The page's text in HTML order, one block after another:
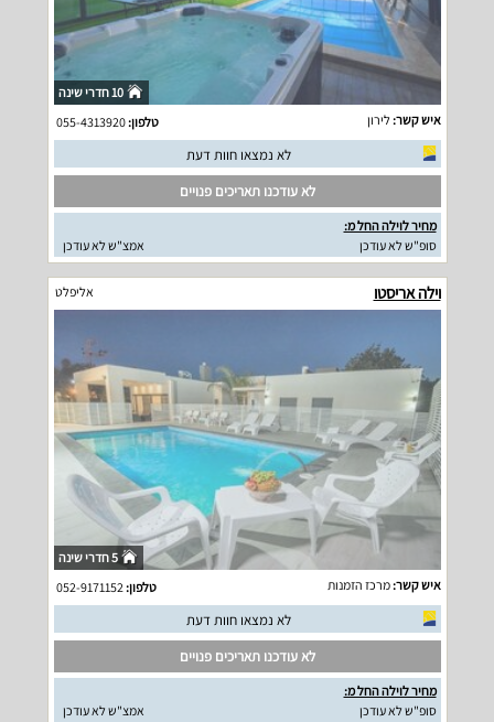
10 חדרי שינה
איש קשר:לירון טלפון:055-4313920
לא נמצאו חוות דעת
לא עודכנו תאריכים פנויים
מחיר לוילה החל מ:
סופ"ש לא עודכן
אמצ"ש לא עודכן
וילה אריסטו אליפלט
5 חדרי שינה
איש קשר:מרכז הזמנות טלפון:
לא נמצאו חוות דעת
לא עודכנו תאריכים פנויים
מחיר לוילה החל מ:
סופ"ש לא עודכן
אמצ"ש לא עודכן